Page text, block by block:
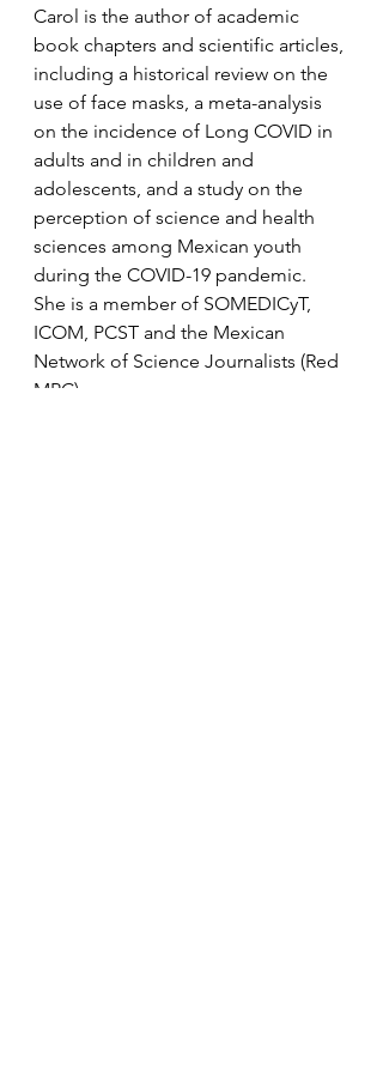
Carol is the author of academic
book chapters and scientific articles,
including a historical review on the
use of face masks, a meta-analysis
on the incidence of Long COVID in
adults and in children and
adolescents, and a study on the
perception of science and health
sciences among Mexican youth
during the COVID-19 pandemic.
She is a member of SOMEDICyT,
ICOM, PCST and the Mexican
Network of Science Journalists (Red
MPC).